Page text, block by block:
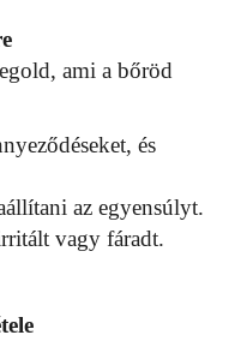
ami a bőröd
és
az egyensúlyt.
vagy fáradt.